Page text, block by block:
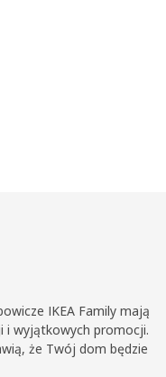
IKEA Family mają
i wyjątkowych promocji.
że Twój dom będzie